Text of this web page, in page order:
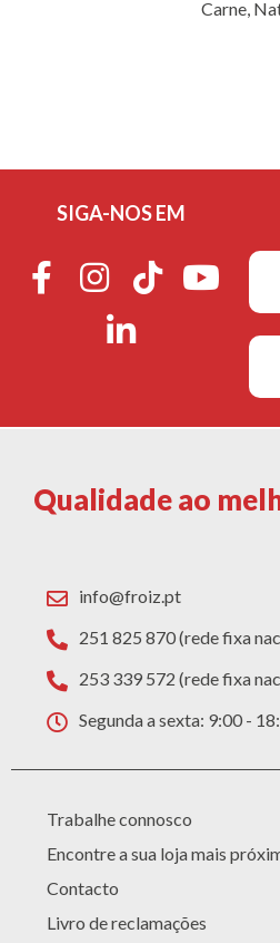
Carne,
SIGA-NOS EM
Qualidade ao
info@froiz.pt
251 825 870 (rede fixa
253 339 572 (rede fixa
Segunda a sexta: 9:00 -
Trabalhe connosco
Encontre a sua loja mais
Contacto
Livro de reclamações